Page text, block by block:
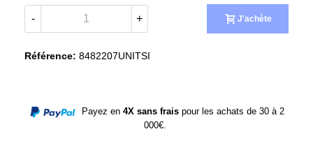
(4 avis)
- + J'achète
Référence: 8482207UNITSI
Payez en 4X sans fraispour les achats de 30 à 2
000€.